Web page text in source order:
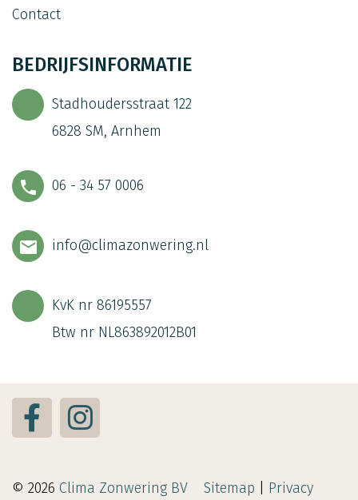
Contact
BEDRIJFSINFORMATIE
Stadhoudersstraat 122
6828 SM, Arnhem
06 - 34 57 0006
info@climazonwering.nl
KvK nr 86195557
Btw nr NL863892012B01
© 2026 Clima Zonwering BV Sitemap Privacy